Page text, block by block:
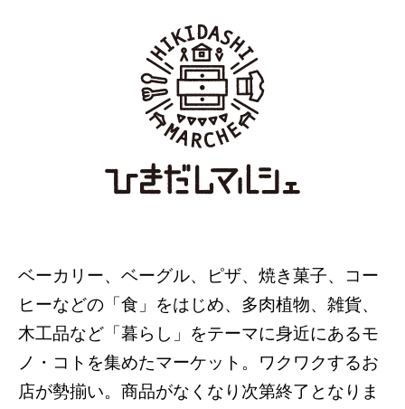
ベーカリー、ベーグル、ピザ、焼き菓子、コー
ヒーなどの「食」をはじめ、多肉植物、雑貨、
木工品など「暮らし」をテーマに身近にあるモ
ノ・コトを集めたマーケット。ワクワクするお
店が勢揃い。商品がなくなり次第終了となりま